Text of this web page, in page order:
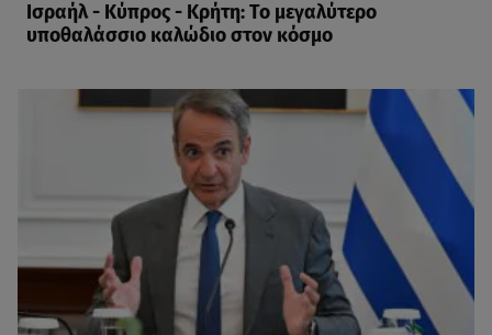
Ισραήλ - Κύπρος - Κρήτη: Το μεγαλύτερο
υποθαλάσσιο καλώδιο στον κόσμο